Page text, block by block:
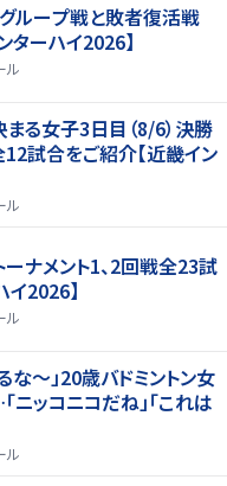
ループ戦と敗者復活戦
ターハイ2026】
ル
る女子3日目（8/6）決勝
12試合をご紹介【近畿イン
ル
ナメント1、2回戦全23試
2026】
ル
な〜」20歳バドミントン女
ニッコニコだね」「これは
ル